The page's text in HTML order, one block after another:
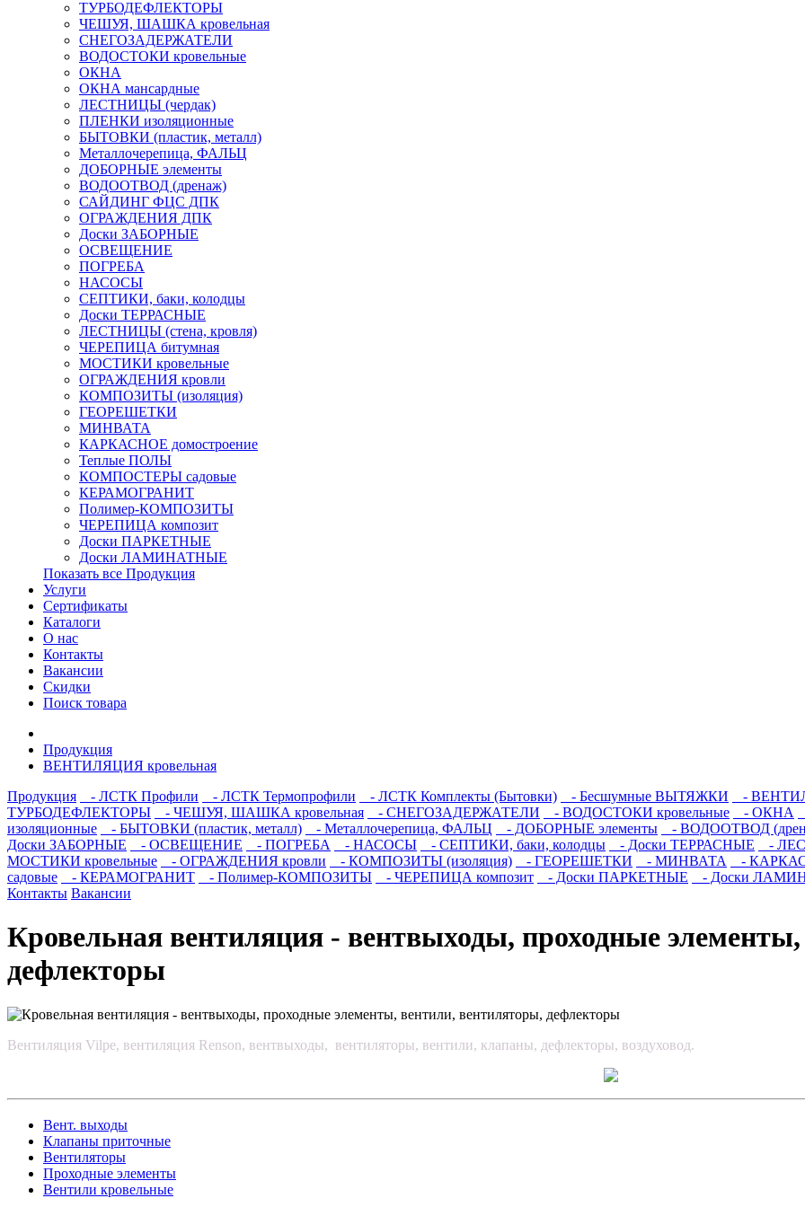
ТУРБОДЕФЛЕКТОРЫ
ЧЕШУЯ, ШАШКА кровельная
СНЕГОЗАДЕРЖАТЕЛИ
ВОДОСТОКИ кровельные
ОКНА
ОКНА мансардные
ЛЕСТНИЦЫ (чердак)
ПЛЕНКИ изоляционные
БЫТОВКИ (пластик, металл)
Металлочерепица, ФАЛЬЦ
ДОБОРНЫЕ элементы
ВОДООТВОД (дренаж)
САЙДИНГ ФЦС ДПК
ОГРАЖДЕНИЯ ДПК
Доски ЗАБОРНЫЕ
ОСВЕЩЕНИЕ
ПОГРЕБА
НАСОСЫ
СЕПТИКИ, баки, колодцы
Доски ТЕРРАСНЫЕ
ЛЕСТНИЦЫ (стена, кровля)
ЧЕРЕПИЦА битумная
МОСТИКИ кровельные
ОГРАЖДЕНИЯ кровли
КОМПОЗИТЫ (изоляция)
ГЕОРЕШЕТКИ
МИНВАТА
КАРКАСНОЕ домостроение
Теплые ПОЛЫ
КОМПОСТЕРЫ садовые
КЕРАМОГРАНИТ
Полимер-КОМПОЗИТЫ
ЧЕРЕПИЦА композит
Доски ПАРКЕТНЫЕ
Доски ЛАМИНАТНЫЕ
Показать все Продукция
Услуги
Сертификаты
Каталоги
О нас
Контакты
Вакансии
Скидки
Поиск товара
Продукция
ВЕНТИЛЯЦИЯ кровельная
Продукция
- ЛСТК Профили - ЛСТК Термопрофили - ЛСТК Комплекты (Бытовки) - Бесшумные ВЫТЯЖКИ -
ТУРБОДЕФЛЕКТОРЫ
- ЧЕШУЯ, ШАШКА кровельная - СНЕГОЗАДЕРЖАТЕЛИ - ВОДОСТОКИ кровельные - ОКНА
изоляционные
- БЫТОВКИ (пластик, металл) - Металлочерепица, ФАЛЬЦ - ДОБОРНЫЕ элементы - ВОДООТВОД
Доски ЗАБОРНЫЕ
- ОСВЕЩЕНИЕ - ПОГРЕБА - НАСОСЫ - СЕПТИКИ, баки, колодцы - Доски ТЕРРАСНЫЕ -
МОСТИКИ кровельные
- ОГРАЖДЕНИЯ кровли - КОМПОЗИТЫ (изоляция) - ГЕОРЕШЕТКИ - МИНВАТА -
садовые
- КЕРАМОГРАНИТ - Полимер-КОМПОЗИТЫ - ЧЕРЕПИЦА композит - Доски ПАРКЕТНЫЕ - Доски
Контакты Вакансии
Кровельная вентиляция - вентвыходы, проходные
дефлекторы
Вентиляция Vilpe, вентиляция Renson, вентвыходы, вентиляторы, вентили, клапаны, дефлекторы, воздуховод.
Вент. выходы
Клапаны приточные
Вентиляторы
Проходные элементы
Вентили кровельные